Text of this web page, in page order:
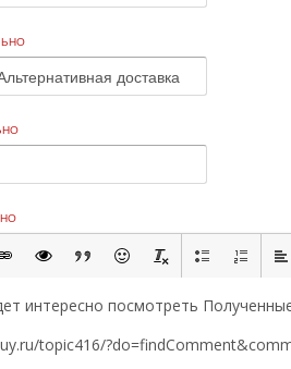
интересно посмотреть
topic416/